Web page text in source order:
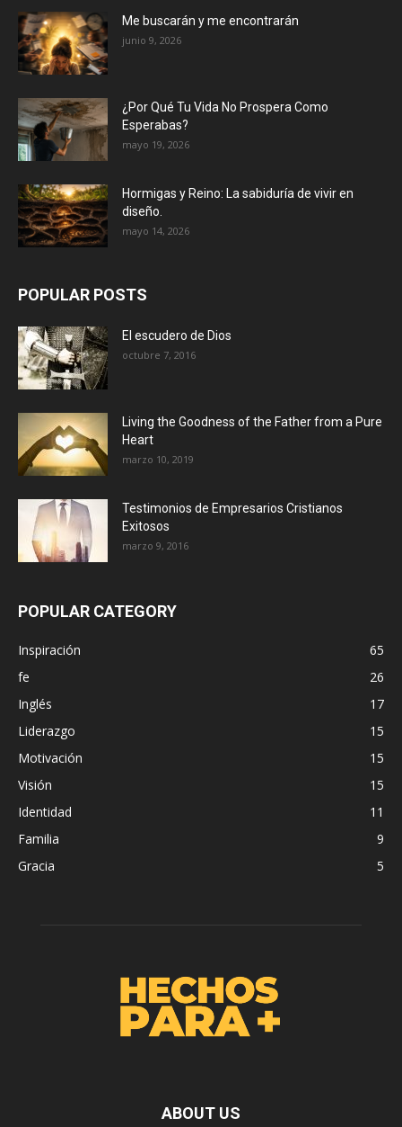
Me buscarán y me encontrarán
junio 9, 2026
¿Por Qué Tu Vida No Prospera Como
Esperabas?
mayo 19, 2026
Hormigas y Reino: La sabiduría de vivir en
diseño.
mayo 14, 2026
POPULAR POSTS
El escudero de Dios
octubre 7, 2016
Living the Goodness of the Father from a Pure
Heart
marzo 10, 2019
Testimonios de Empresarios Cristianos
Exitosos
marzo 9, 2016
POPULAR CATEGORY
Inspiración
65
fe
26
Inglés
17
Liderazgo
15
Motivación
15
Visión
15
Identidad
11
Familia
9
Gracia
5
ABOUT US